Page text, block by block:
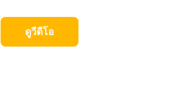
ดูวีดีโอ